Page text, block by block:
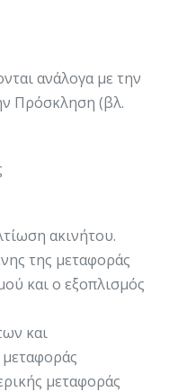
ανάλογα με την
Πρόσκληση (βλ.
ακινήτου.
της μεταφοράς
και ο εξοπλισμός
και
μεταφοράς